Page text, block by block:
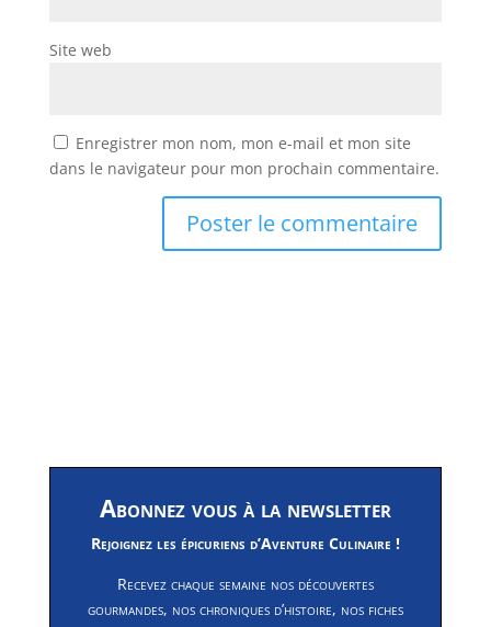
Site web
Enregistrer mon nom, mon e-mail et mon site
dans le navigateur pour mon prochain commentaire.
Abonnez vous à la newsletter
Rejoignez les épicuriens d’Aventure Culinaire !
Recevez chaque semaine nos découvertes
gourmandes, nos chroniques d’histoire, nos fiches